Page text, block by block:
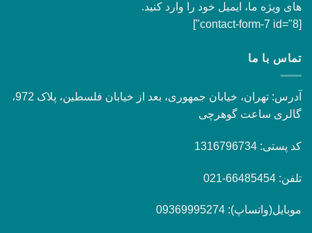
های ویژه ما، ایمیل خود را وارد کنید.
[contact-form-7 id="8"]
تماس با ما
آدرس: تهران، خیابان جمهوری، بعد از خیابان فلسطین، پلاک 972،
گالری ساعت گوهرچی
کد پستی: 1316796734
تلفن: 66485454-021
موبایل(واتساپ): 09369995274